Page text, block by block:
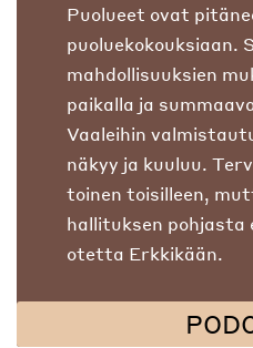
Puolueet ovat
puoluekokouksiaan.
mahdollisuuksien
paikalla ja
Vaaleihin
näkyy ja kuuluu.
toinen toisilleen,
hallituksen pohjasta
otetta Erkkikään.